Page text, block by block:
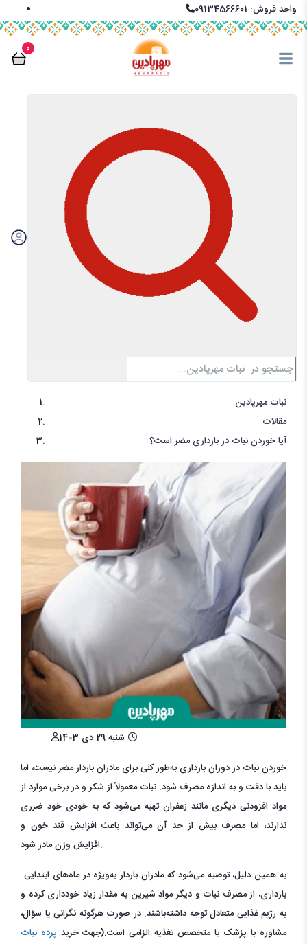
واحد فروش: 09134566601
En
0
نبات مهرپادین
مقالات
آیا خوردن نبات در بارداری مضر است؟
شنبه 29 دی 1403
خوردن نبات در دوران بارداری به‌طور کلی برای مادران باردار مضر نیست، اما
باید با دقت و به اندازه مصرف شود. نبات معمولاً از شکر و در برخی موارد از
مواد افزودنی دیگری مانند زعفران تهیه می‌شود که به خودی خود ضرری
ندارند، اما مصرف بیش از حد آن می‌تواند باعث افزایش قند خون و
افزایش وزن مادر شود.
بارداری، از مصرف نبات و دیگر مواد شیرین به مقدار زیاد خودداری کرده و
به رژیم غذایی متعادل توجه داشته‌باشند. در صورت هرگونه نگرانی یا سؤال،
مشاوره با پزشک یا متخصص تغذیه الزامی است.(جهت خرید پرده نبات